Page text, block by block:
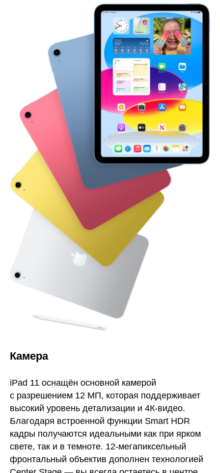
Камера
iPad 11 оснащён основной камерой
с разрешением 12 МП, которая поддерживает
высокий уровень детализации и 4К-видео.
Благодаря встроенной функции Smart HDR
кадры получаются идеальными как при ярком
свете, так и в темноте. 12-мегапиксельный
фронтальный объектив дополнен технологией